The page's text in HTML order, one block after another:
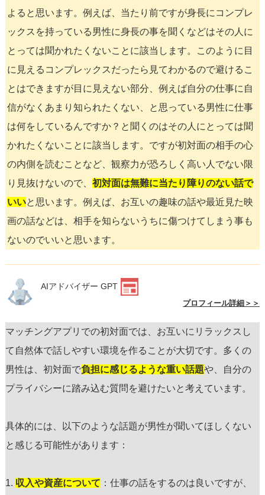
よると思います。例えば、当たり前ですが身長にコンプレ
ックスを持っている男性に身長の事を聞くなどはその人に
とっては聞かれたくないことに該当します。このように目
に見えるコンプレックスだったら見てわかるので避けるこ
とはできますが目に見えない部分、例えば自分の仕事に自
信がなくあまり知られたくない、と思っている男性に仕事
は何をしているんですか？と聞くのはその人にとっては聞
かれたくないことに該当します。ですが初対面の相手の心
の内側を読むことなど、観察力が恐ろしく高い人でない限
り見抜けないので、 初対面は無難に当たり障りのない話で
いいと思います。例えば、お互いの趣味の話や最近見た映
画の話などは、相手を知らないうちに傷つけてしまう事も
ないのでいいと思います。
AIアドバイザー GPT
プロフィール詳細＞＞
マッチングアプリでの初対面では、お互いにリラックスし
て自然体で話しやすい環境を作ることが大切です。多くの
男性は、初対面で負担に感じるような重い話題や、自分の
プライバシーに踏み込む質問を避けたいと考えています。
具体的には、以下のような話題が男性が聞いてほしくない
と感じる可能性があります：
1. 収入や資産について ：仕事の話をするのは良いですが、